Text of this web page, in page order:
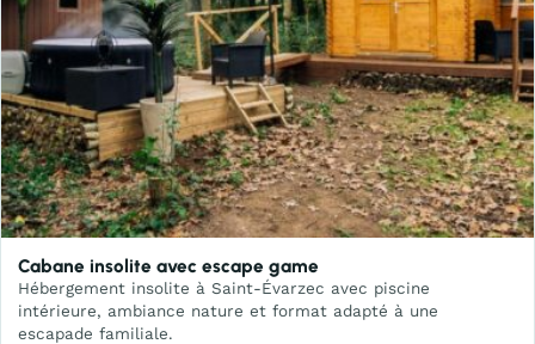
Cabane insolite avec escape game
Hébergement insolite à Saint-Évarzec avec piscine
intérieure, ambiance nature et format adapté à une
escapade familiale.